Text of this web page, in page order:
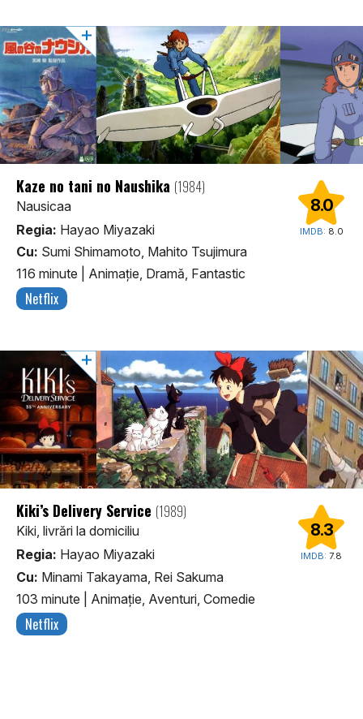
8.0
IMDB: 8.0
Kaze no tani no Naushika (1984)
Nausicaa
Regia: Hayao Miyazaki
Cu: Sumi Shimamoto, Mahito Tsujimura
116 minute
Animaţie, Dramă, Fantastic
Netflix
8.3
IMDB: 7.8
Kiki’s Delivery Service (1989)
Kiki, livrări la domiciliu
Regia: Hayao Miyazaki
Cu: Minami Takayama, Rei Sakuma
103 minute
Animaţie, Aventuri, Comedie
Netflix